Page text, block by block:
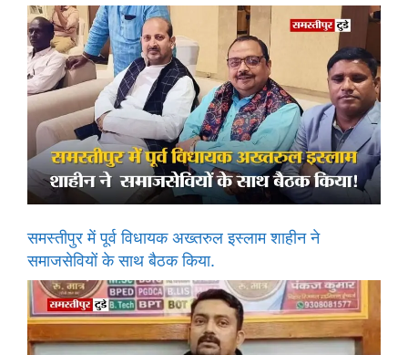
समस्तीपुर में पूर्व विधायक अख्तरुल इस्लाम शाहीन ने
समाजसेवियों के साथ बैठक किया.